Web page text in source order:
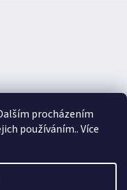
procházením
používáním.. Více